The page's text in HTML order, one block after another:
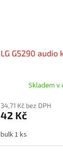
LG GS290 audio
Skladem v
34,71 Kč bez DPH
42 Kč
bulk 1 ks